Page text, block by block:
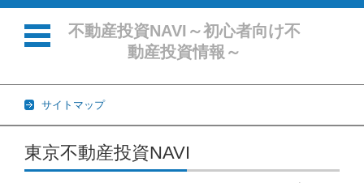
不動産投資NAVI～初心者向け不
動産投資情報～
サイトマップ
コンテンツに移動
東京不動産投資NAVI